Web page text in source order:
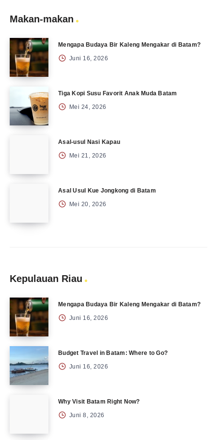
Makan-makan
Mengapa Budaya Bir Kaleng Mengakar di Batam?
Juni 16, 2026
Tiga Kopi Susu Favorit Anak Muda Batam
Mei 24, 2026
Asal-usul Nasi Kapau
Mei 21, 2026
Asal Usul Kue Jongkong di Batam
Mei 20, 2026
Kepulauan Riau
Mengapa Budaya Bir Kaleng Mengakar di Batam?
Juni 16, 2026
Budget Travel in Batam: Where to Go?
Juni 16, 2026
Why Visit Batam Right Now?
Juni 8, 2026